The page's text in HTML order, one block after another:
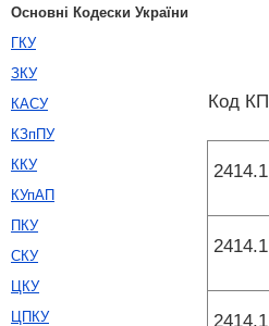
Код КП
2414.1
2414.1
2414.1
Основні Кодески України
ГКУ
ЗКУ
КАСУ
КЗпПУ
ККУ
КУпАП
ПКУ
СКУ
ЦКУ
ЦПКУ